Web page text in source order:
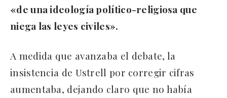
«de una ideología político-religiosa que
niega las leyes civiles».
A medida que avanzaba el debate, la
insistencia de Ustrell por corregir cifras
aumentaba, dejando claro que no había